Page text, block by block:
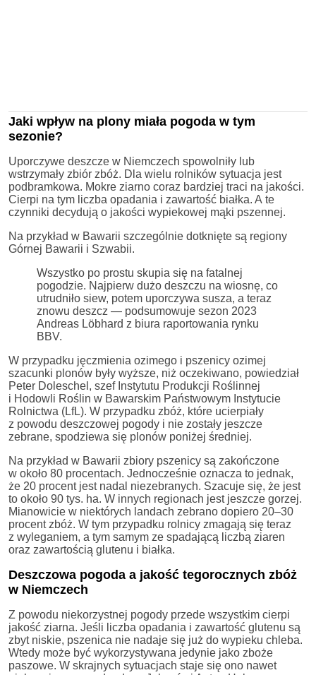
Jaki wpływ na plony miała pogoda w tym
sezonie?
Uporczywe deszcze w Niemczech spowolniły lub
wstrzymały zbiór zbóż. Dla wielu rolników sytuacja jest
podbramkowa. Mokre ziarno coraz bardziej traci na jakości.
Cierpi na tym liczba opadania i zawartość białka. A te
czynniki decydują o jakości wypiekowej mąki pszennej.
Na przykład w Bawarii szczególnie dotknięte są regiony
Górnej Bawarii i Szwabii.
Wszystko po prostu skupia się na fatalnej
pogodzie. Najpierw dużo deszczu na wiosnę, co
utrudniło siew, potem uporczywa susza, a teraz
znowu deszcz — podsumowuje sezon 2023
Andreas Löbhard z biura raportowania rynku
BBV.
W przypadku jęczmienia ozimego i pszenicy ozimej
szacunki plonów były wyższe, niż oczekiwano, powiedział
Peter Doleschel, szef Instytutu Produkcji Roślinnej
i Hodowli Roślin w Bawarskim Państwowym Instytucie
Rolnictwa (LfL). W przypadku zbóż, które ucierpiały
z powodu deszczowej pogody i nie zostały jeszcze
zebrane, spodziewa się plonów poniżej średniej.
Na przykład w Bawarii zbiory pszenicy są zakończone
w około 80 procentach. Jednocześnie oznacza to jednak,
że 20 procent jest nadal niezebranych. Szacuje się, że jest
to około 90 tys. ha. W innych regionach jest jeszcze gorzej.
Mianowicie w niektórych landach zebrano dopiero 20–30
procent zbóż. W tym przypadku rolnicy zmagają się teraz
z wyleganiem, a tym samym ze spadającą liczbą ziaren
oraz zawartością glutenu i białka.
Deszczowa pogoda a jakość tegorocznych zbóż
w Niemczech
Z powodu niekorzystnej pogody przede wszystkim cierpi
jakość ziarna. Jeśli liczba opadania i zawartość glutenu są
zbyt niskie, pszenica nie nadaje się już do wypieku chleba.
Wtedy może być wykorzystywana jedynie jako zboże
paszowe. W skrajnych sytuacjach staje się ono nawet